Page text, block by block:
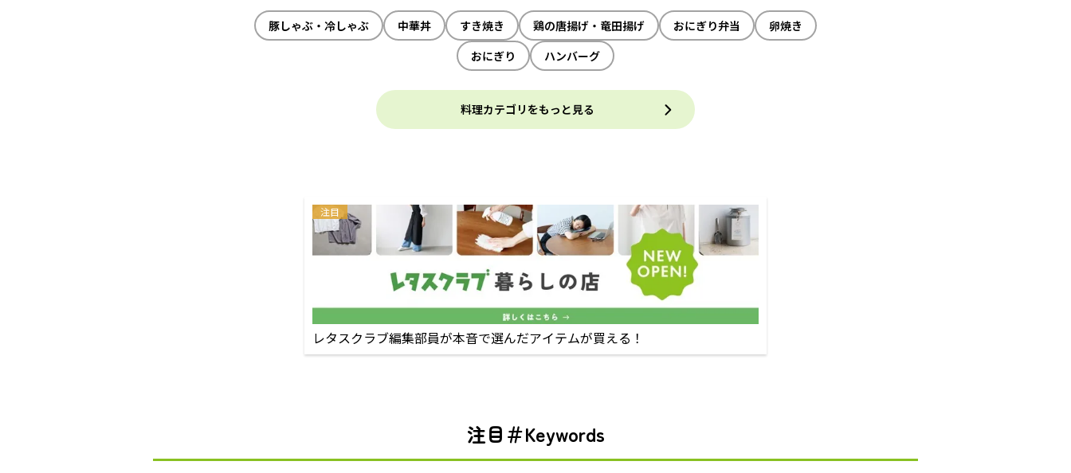
豚しゃぶ・冷しゃぶ 中華丼 すき焼き 鶏の唐揚げ・竜田揚げ おにぎり弁当
卵焼き
おにぎり
ハンバーグ
料理カテゴリをもっと見る
注目
レタスクラブ編集部員が本音で選んだアイテムが買える！
注目＃Keywords